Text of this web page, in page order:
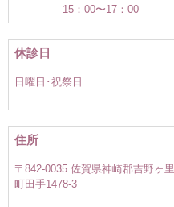
15：00〜17：00
休診日
日曜日･祝祭日
住所
〒842-0035 佐賀県神崎郡吉野ヶ里
町田手1478-3